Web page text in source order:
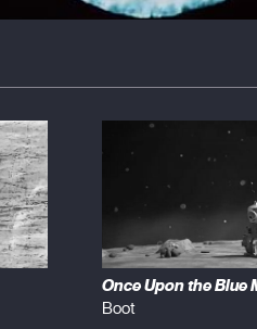
Once Upon the Blue
Boot